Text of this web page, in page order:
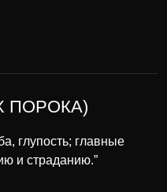
ПОРОКА)
глупость; главные
и страданию.”